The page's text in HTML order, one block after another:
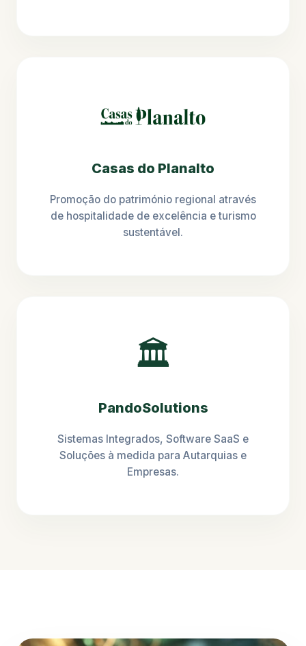
Casas do Planalto
Promoção do património regional através
de hospitalidade de excelência e turismo
sustentável.
🏛️
PandoSolutions
Sistemas Integrados, Software SaaS e
Soluções à medida para Autarquias e
Empresas.